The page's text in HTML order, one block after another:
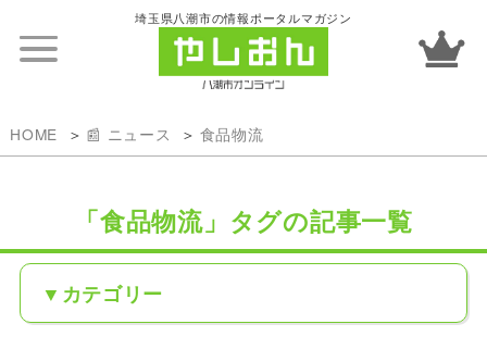
埼玉県八潮市の情報ポータルマガジン
HOME 📰 ニュース 食品物流
「食品物流」タグの記事一覧
カテゴリー